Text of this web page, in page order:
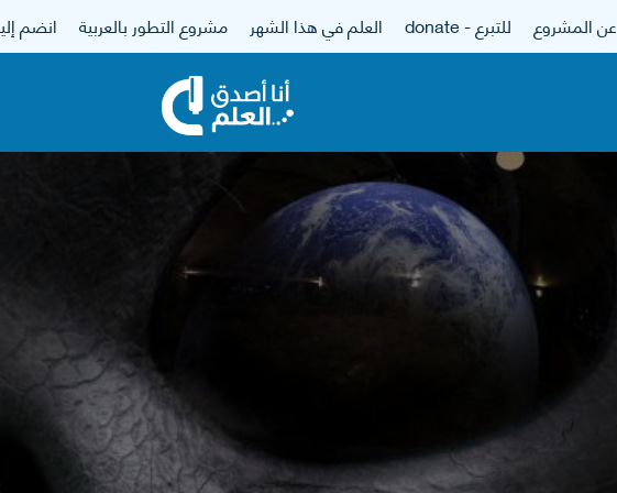
عن المشروع للتبرع - donate العلم في هذا الشهر مشروع التطور بالعربية انضم